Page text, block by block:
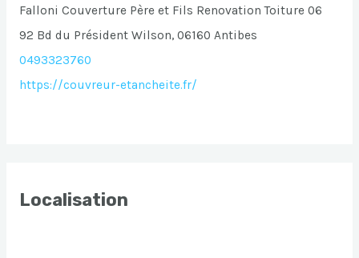
Falloni Couverture Père et Fils Renovation Toiture 06
92 Bd du Président Wilson, 06160 Antibes
0493323760
https://couvreur-etancheite.fr/
Localisation